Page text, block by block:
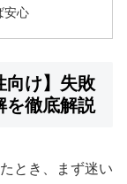
安心
向け】失敗
を徹底解説
とき、まず迷い